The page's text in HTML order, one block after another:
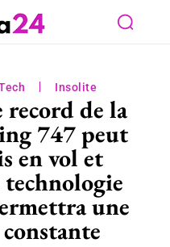
Insolite
record de la
747 peut
en vol et
une